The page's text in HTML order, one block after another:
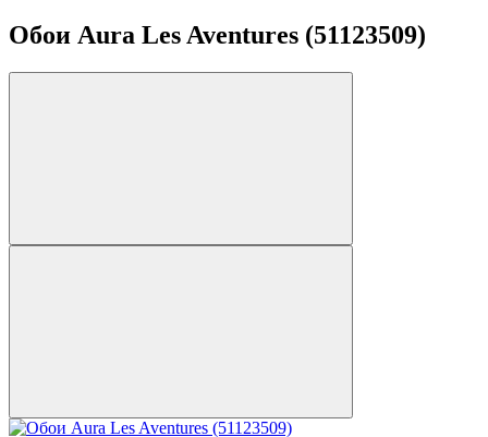
Обои Aura Les Aventures (51123509)